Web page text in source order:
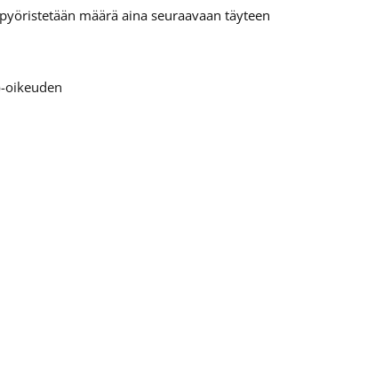
määrä aina seuraavaan täyteen
oikeuden